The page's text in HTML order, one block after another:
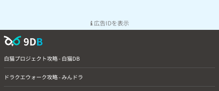
広告IDを表示
9DB
白猫プロジェクト攻略 - 白猫DB
ドラクエウォーク攻略 - みんドラ